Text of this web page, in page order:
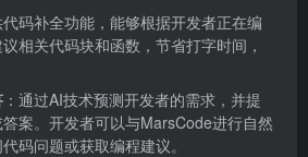
代码补全功能，能够根据开发者正在编
相关代码块和函数，节省打字时间，
：通过AI技术预测开发者的需求，并提
案。开发者可以与MarsCode进行自然
码问题或获取编程建议。